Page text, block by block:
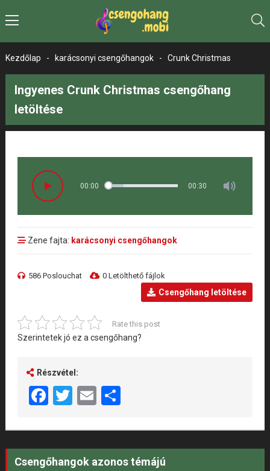
Kezdőlap - karácsonyi csengőhangok - Crunk Christmas
Ingyenes Crunk Christmas csengőhang
letöltése
00:00 00:30
Zene fajta: karácsonyi csengőhangok
586 Poslouchat 0 Letölthető fájlok
Csengőhang letöltése
Rate this post
Szerintetek jó ez a csengőhang?
Részvétel:
Facebook
Twitter
EmailShare
Csengőhangok azonos témájú